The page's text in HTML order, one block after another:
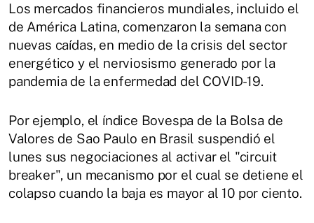
Los mercados financieros mundiales, incluido el
de América Latina, comenzaron la semana con
nuevas caídas, en medio de la crisis del sector
energético y el nerviosismo generado por la
pandemia de la enfermedad del COVID-19.
Por ejemplo, el índice Bovespa de la Bolsa de
Valores de Sao Paulo en Brasil suspendió el
lunes sus negociaciones al activar el "circuit
breaker", un mecanismo por el cual se detiene el
colapso cuando la baja es mayor al 10 por ciento.